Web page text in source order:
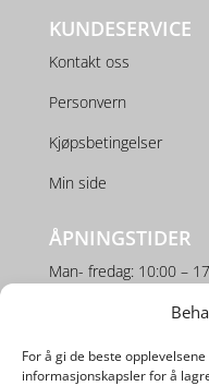
For å gi de beste
informasjonskapsler for å
KUNDESERVICE
Kontakt oss
Personvern
Kjøpsbetingelser
Min side
ÅPNINGSTIDER
Man- fredag: 10:00 –
Lørdag: 10:00 – 16:00
SOSIALE MEDIER